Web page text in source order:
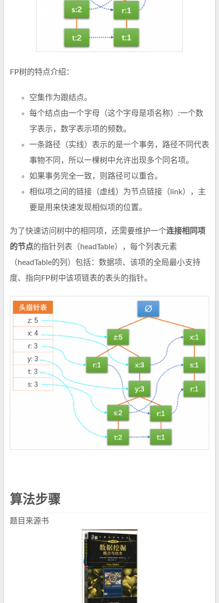
FP树的特点介绍：
空集作为跟结点。
每个结点由一个字母（这个字母是项名称）:一个数
字表示，数字表示项的频数。
一条路径（实线）表示的是一个事务，路径不同代表
事物不同，所以一棵树中允许出现多个同名项。
如果事务完全一致，则路径可以重合。
相似项之间的链接（虚线）为节点链接（link），主
要是用来快速发现相似项的位置。
为了快速访问树中的相同项，还需要维护一个连接相同项
的节点的指针列表（headTable），每个列表元素
（headTable的列）包括：数据项、该项的全局最小支持
度、指向FP树中该项链表的表头的指针。
算法步骤
题目来源书